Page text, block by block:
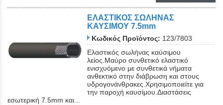
ΕΛΑΣΤΙΚΟΣ ΣΩΛΗΝΑΣ
ΚΑΥΣΙΜΟΥ 7.5mm
Κωδικός Προϊόντος: 123/7803
Ελαστικός σωλήνας καύσιμου
λείος.Μαύρο συνθετικό ελαστικό
ενισχυόμενο με συνθετικά νήματα
ανθεκτικό στην διάβρωση και στους
υδρογονάνθρακες.Χρησιμοποιείτε για
την παροχή καυσίμου.Διαστάσεις
εσωτερική 7.5mm και...